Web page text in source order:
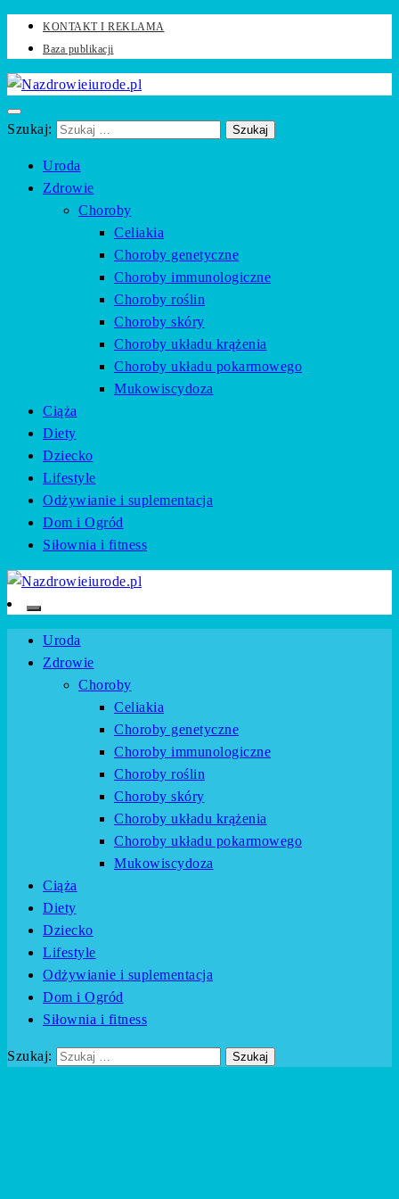
KONTAKT I REKLAMA
Baza publikacji
Nazdrowieiurode.pl
Zadbaj o swoje zdrowie i urodę z naszym portalem
Szukaj:
Uroda
Zdrowie
Choroby
Celiakia
Choroby genetyczne
Choroby immunologiczne
Choroby roślin
Choroby skóry
Choroby układu krążenia
Choroby układu pokarmowego
Mukowiscydoza
Ciąża
Diety
Dziecko
Lifestyle
Odżywianie i suplementacja
Dom i Ogród
Siłownia i fitness
Nazdrowieiurode.pl
Zadbaj o swoje zdrowie i urodę z naszym portalem
Uroda
Zdrowie
Choroby
Celiakia
Choroby genetyczne
Choroby immunologiczne
Choroby roślin
Choroby skóry
Choroby układu krążenia
Choroby układu pokarmowego
Mukowiscydoza
Ciąża
Diety
Dziecko
Lifestyle
Odżywianie i suplementacja
Dom i Ogród
Siłownia i fitness
Szukaj: